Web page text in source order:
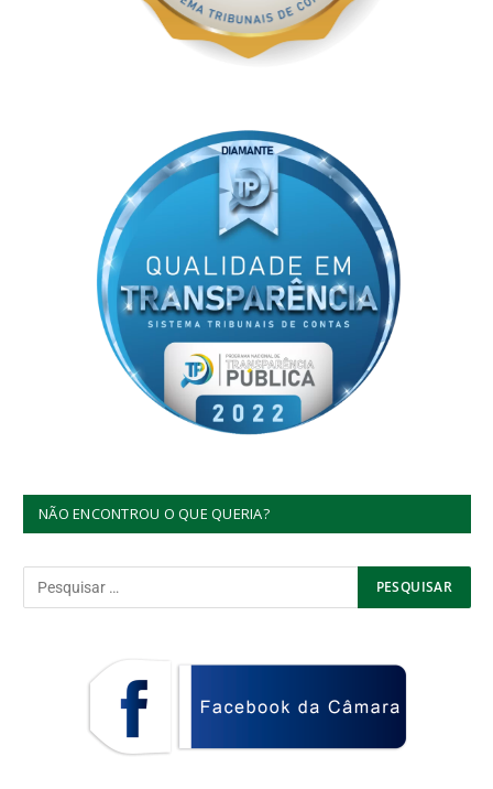
NÃO ENCONTROU O QUE QUERIA?